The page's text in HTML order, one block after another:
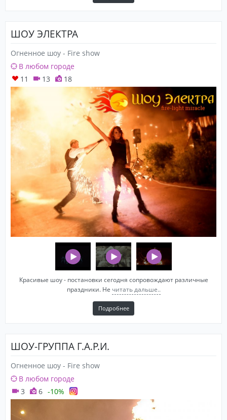
ШОУ ЭЛЕКТРА
Огненное шоу - Fire show
В любом городе
11
13 18
Красивые шоу - постановки сегодня сопровождают различные
праздники. Не читать дальше..
Подробнее
ШОУ-ГРУППА Г.А.Р.И.
Огненное шоу - Fire show
В любом городе
3
6 -10%